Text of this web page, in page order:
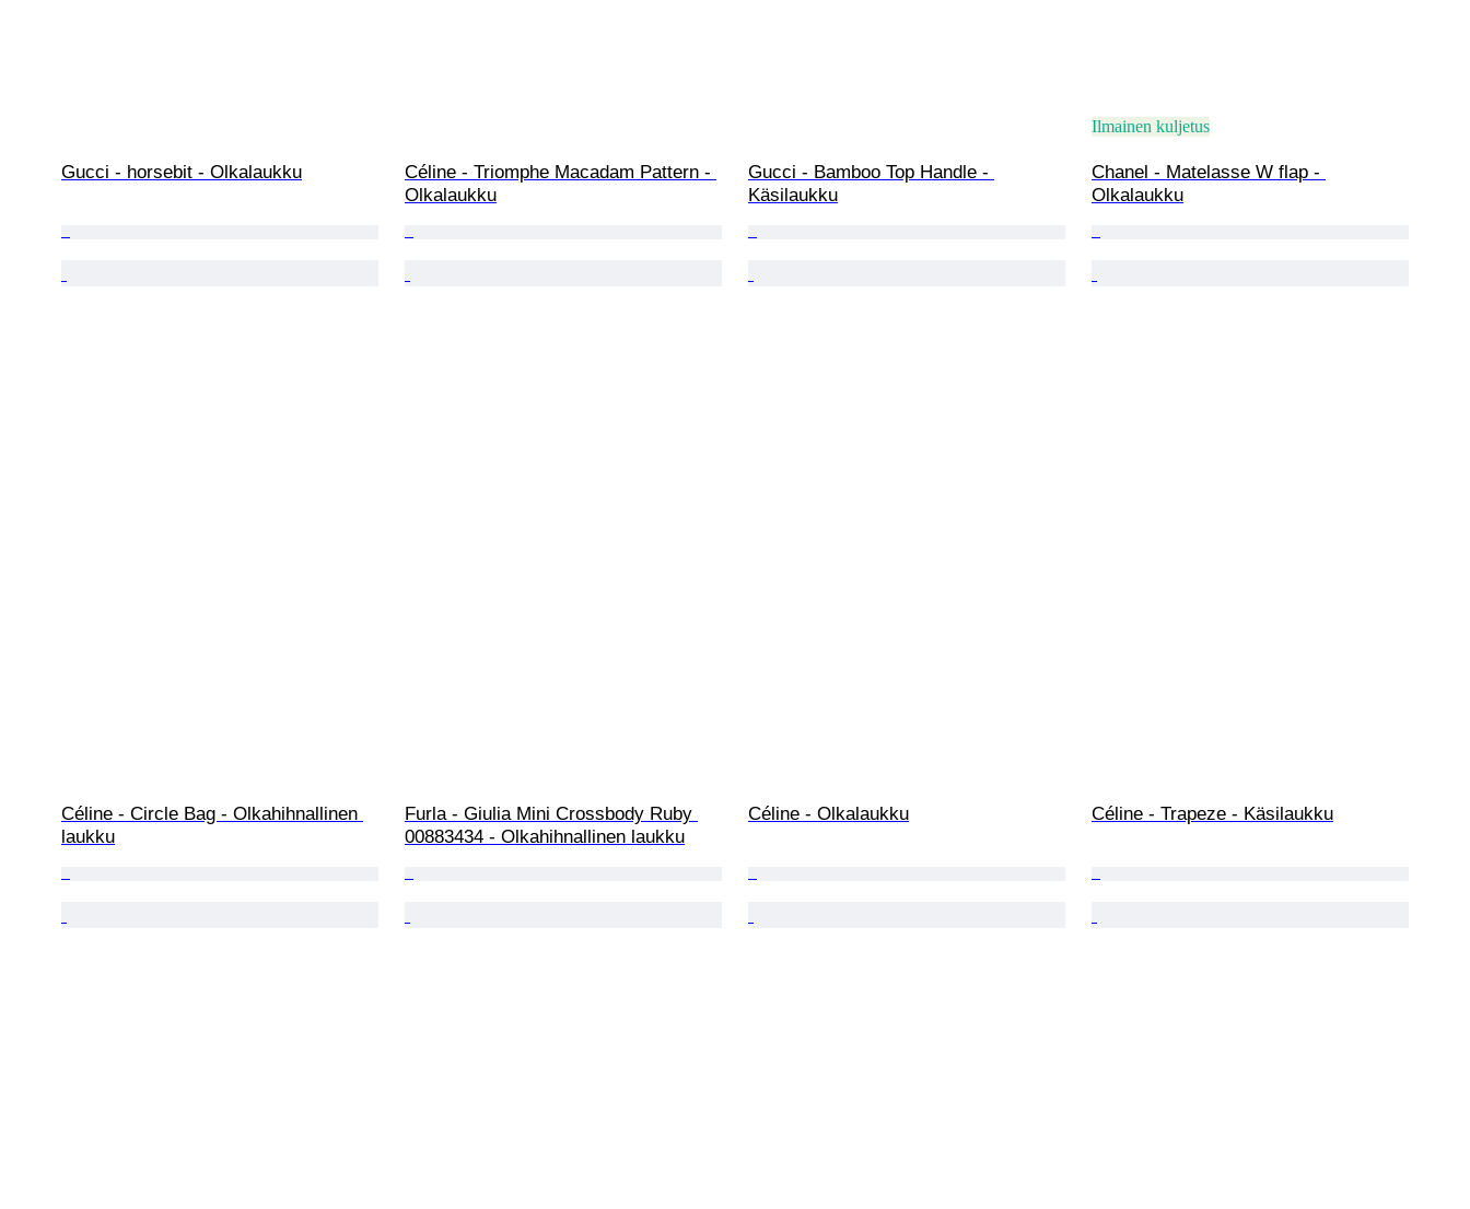
Gucci - horsebit - Olkalaukku
Céline - Triomphe Macadam Pattern -
Olkalaukku
Gucci - Bamboo Top Handle -
Käsilaukku
Ilmainen kuljetus
Chanel - Matelasse W flap -
Olkalaukku
Céline - Circle Bag - Olkahihnallinen
laukku
Furla - Giulia Mini Crossbody Ruby
00883434 - Olkahihnallinen laukku
Céline - Olkalaukku Céline - Trapeze - Käsilaukku